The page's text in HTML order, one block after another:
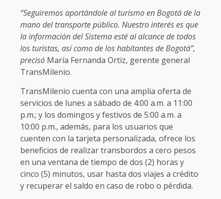
“Seguiremos aportándole al turismo en Bogotá de la
mano del transporte público. Nuestro interés es que
la información del Sistema esté al alcance de todos
los turistas, así como de los habitantes de Bogotá”,
precisó María Fernanda Ortiz, gerente general
TransMilenio.
TransMilenio cuenta con una amplia oferta de
servicios de lunes a sábado de 4:00 a.m. a 11:00
p.m.; y los domingos y festivos de 5:00 a.m. a
10:00 p.m., además, para los usuarios que
cuenten con la tarjeta personalizada, ofrece los
beneficios de realizar transbordos a cero pesos
en una ventana de tiempo de dos (2) horas y
cinco (5) minutos, usar hasta dos viajes a crédito
y recuperar el saldo en caso de robo o pérdida.